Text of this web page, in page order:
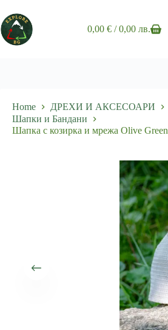
to
content
Shopping
0,00€ / 0,00 лв.
Home
ДРЕХИ И АКСЕСОАРИ
Шапки и Бандани
Шапка с козирка и мрежа Olive Green